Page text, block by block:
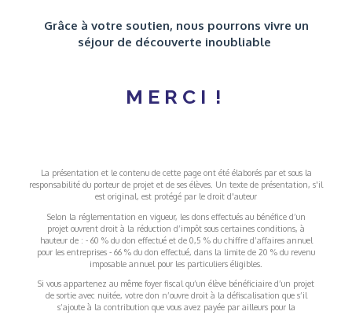
Grâce à votre soutien, nous pourrons vivre un
séjour de découverte inoubliable
M E R C I !
La présentation et le contenu de cette page ont été élaborés par et sous la
responsabilité du porteur de projet et de ses élèves. Un texte de présentation, s'il
est original, est protégé par le droit d'auteur
Selon la réglementation en vigueur, les dons effectués au bénéfice d’un
projet ouvrent droit à la réduction d’impôt sous certaines conditions, à
hauteur de : - 60 % du don effectué et de 0,5 % du chiffre d’affaires annuel
pour les entreprises - 66 % du don effectué, dans la limite de 20 % du revenu
imposable annuel pour les particuliers éligibles.
Si vous appartenez au même foyer fiscal qu’un élève bénéficiaire d’un projet
de sortie avec nuitée, votre don n’ouvre droit à la défiscalisation que s’il
s’ajoute à la contribution que vous avez payée par ailleurs pour la